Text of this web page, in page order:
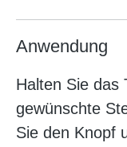
Anwendung
Halten Sie das
gewünschte
Sie den Knopf